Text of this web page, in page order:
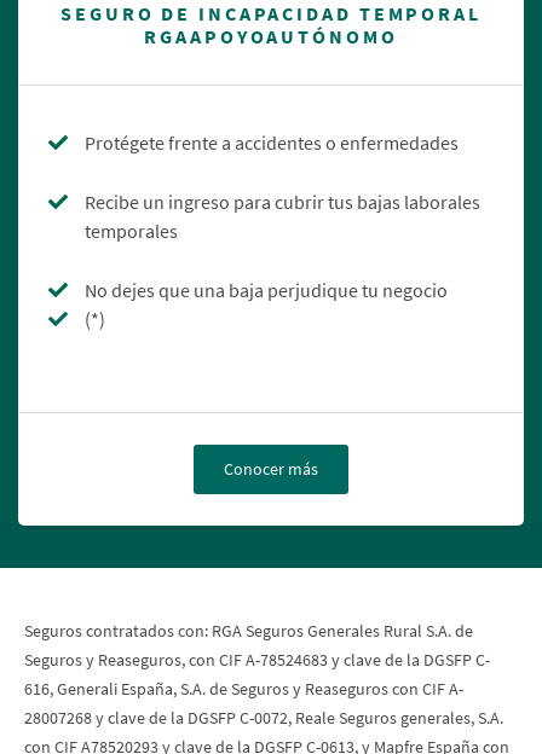
SEGURO DE INCAPACIDAD TEMPORAL
RGAAPOYOAUTÓNOMO
Protégete frente a accidentes o enfermedades
Recibe un ingreso para cubrir tus bajas laborales
temporales
No dejes que una baja perjudique tu negocio
(*)
Conocer más
Seguros contratados con: RGA Seguros Generales Rural S.A. de
Seguros y Reaseguros, con CIF A-78524683 y clave de la DGSFP C-
616, Generali España, S.A. de Seguros y Reaseguros con CIF A-
28007268 y clave de la DGSFP C-0072, Reale Seguros generales, S.A.
con CIF A78520293 y clave de la DGSFP C-0613, y Mapfre España con